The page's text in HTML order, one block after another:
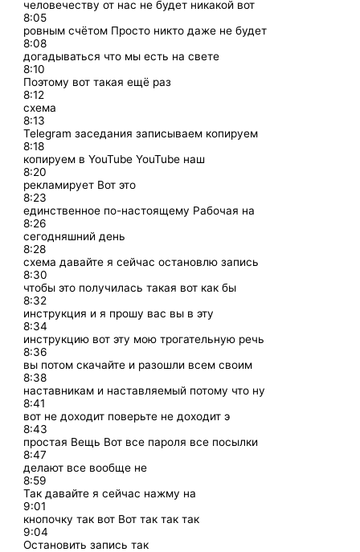
человечеству от нас не будет никакой вот
8:05
ровным счётом Просто никто даже не будет
8:08
догадываться что мы есть на свете
8:10
Поэтому вот такая ещё раз
8:12
схема
8:13
Telegram заседания записываем копируем
8:18
копируем в YouTube YouTube наш
8:20
рекламирует Вот это
8:23
единственное по-настоящему Рабочая на
8:26
сегодняшний день
8:28
схема давайте я сейчас остановлю запись
8:30
чтобы это получилась такая вот как бы
8:32
инструкция и я прошу вас вы в эту
8:34
инструкцию вот эту мою трогательную речь
8:36
вы потом скачайте и разошли всем своим
8:38
наставникам и наставляемый потому что ну
8:41
вот не доходит поверьте не доходит э
8:43
простая Вещь Вот все пароля все посылки
8:47
делают все вообще не
8:59
Так давайте я сейчас нажму на
9:01
кнопочку так вот Вот так так так
9:04
Остановить запись так